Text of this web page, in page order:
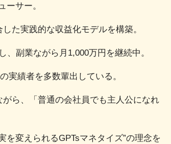
ーサー。
た実践的な収益化モデルを構築。
副業ながら月1,000万円を継続中。
実績者を多数輩出している。
ら、「普通の会社員でも主人公になれ
を変えられるGPTsマネタイズ”の理念を